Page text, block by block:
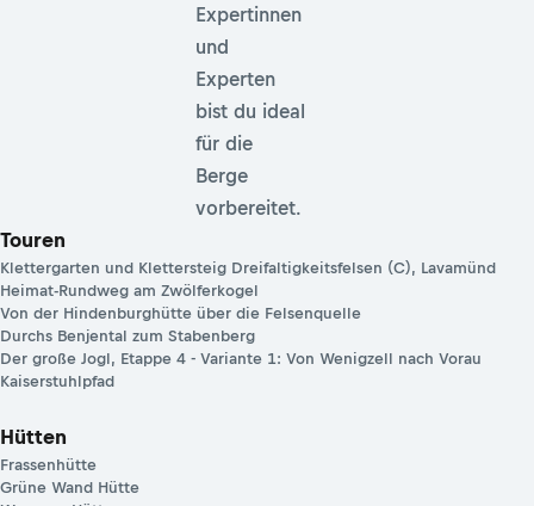
von
Expertinnen
und
Experten
bist du ideal
für die
Berge
Touren
Klettergarten und Klettersteig Dreifaltigkeitsfelsen (C), Lavamünd
Heimat-Rundweg am Zwölferkogel
Von der Hindenburghütte über die Felsenquelle
Durchs Benjental zum Stabenberg
Der große Jogl, Etappe 4 - Variante 1: Von Wenigzell nach Vorau
Hütten
Frassenhütte